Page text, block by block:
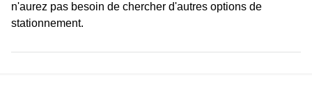
n'aurez pas besoin de chercher d'autres options de
stationnement.